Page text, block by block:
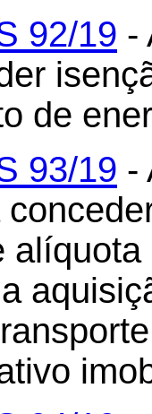
92/19 -
de
93/19 -